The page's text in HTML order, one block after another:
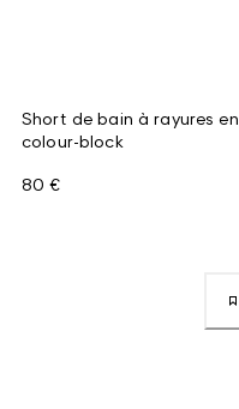
Short de bain à rayures en
colour-block
80 €